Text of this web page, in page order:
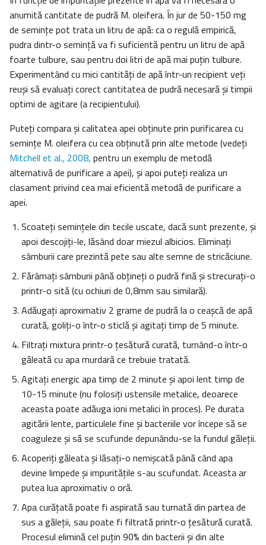
anumită cantitate de pudră M. oleifera. În jur de 50-150 mg
de seminţe pot trata un litru de apă: ca o regulă empirică,
pudra dintr-o seminţă va fi suficientă pentru un litru de apă
foarte tulbure, sau pentru doi litri de apă mai puţin tulbure.
Experimentând cu mici cantităţi de apă într-un recipient veţi
reuşi să evaluaţi corect cantitatea de pudră necesară şi timpii
optimi de agitare (a recipientului).
Puteţi compara şi calitatea apei obţinute prin purificarea cu
seminţe M. oleifera cu cea obţinută prin alte metode (vedeţi
Mitchell et al., 2008, pentru un exemplu de metodă
alternativă de purificare a apei), şi apoi puteţi realiza un
clasament privind cea mai eficientă metodă de purificare a
apei.
Scoateţi seminţele din tecile uscate, dacă sunt prezente, şi
apoi descojiţi-le, lăsând doar miezul albicios. Eliminaţi
sâmburii care prezintă pete sau alte semne de stricăciune.
Fărâmaţi sâmburii până obţineţi o pudră fină şi strecuraţi-o
printr-o sită (cu ochiuri de 0,8mm sau similară).
Adăugaţi aproximativ 2 grame de pudră la o ceaşcă de apă
curată, goliţi-o într-o sticlă şi agitaţi timp de 5 minute.
Filtraţi mixtura printr-o ţesătură curată, turnând-o într-o
găleată cu apa murdară ce trebuie tratată.
Agitaţi energic apa timp de 2 minute şi apoi lent timp de
10-15 minute (nu folosiţi ustensile metalice, deoarece
aceasta poate adăuga ioni metalici în proces). Pe durata
agitării lente, particulele fine şi bacteriile vor începe să se
coaguleze şi să se scufunde depunându-se la fundul găleţii.
Acoperiţi găleata şi lăsaţi-o nemişcată până când apa
devine limpede şi impurităţile s-au scufundat. Aceasta ar
putea lua aproximativ o oră.
Apa curăţată poate fi aspirată sau turnată din partea de
sus a găleţii, sau poate fi filtrată printr-o ţesătură curată.
Procesul elimină cel puţin 90% din bacterii şi din alte